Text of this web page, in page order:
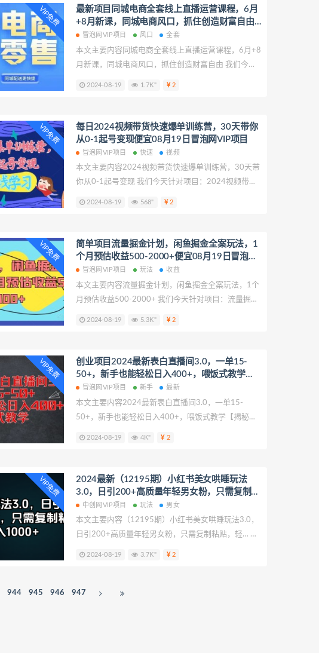
上手自带流量，月入3w【揭秘】
VIP免费
最新项目同城电商全套线上直播运营课程，6月
+8月新课，同城电商风口，抓住创造财富自由
便宜08月19日冒泡网VIP项目
冒泡网VIP项目 风口 全套
本文主要内容同城电商全套线上直播运营课程，6月+8
月新课，同城电商风口，抓住创造财富自由 我们今天
路。 同城电商全套线上直播运营课程，6月+8月新
课，同城电商风口，抓住创造财富自由
2024-08-19 1.7K" 2
VIP免费
每日2024视频带货快速爆单训练营，30天带你
从0-1起号变现便宜08月19日冒泡网VIP项目
冒泡网VIP项目 快速 视频
本文主要内容2024视频带货快速爆单训练营，30天带
你从0-1起号变现 我们今天针对项目：2024视频带货
起号变现
2024-08-19 568" 2
VIP免费
简单项目流量掘金计划，闲鱼掘金全案玩法，1
个月预估收益500-2000+便宜08月19日冒泡网
VIP项目
冒泡网VIP项目 玩法 收益
本文主要内容流量掘金计划，闲鱼掘金全案玩法，1个
月预估收益500-2000+ 我们今天针对项目：流量掘金
玩法，1个月预估收益500-2000+
2024-08-19 5.3K" 2
VIP免费
创业项目2024最新表白直播间3.0，一单15-
50+，新手也能轻松日入400+，喂饭式教学
【揭秘】便宜08月19日冒泡网VIP项目
冒泡网VIP项目 新手 最新
本文主要内容2024最新表白直播间3.0，一单15-
50+，新手也能轻松日入400+，喂饭式教学【揭秘】
课程帮助少走弯路。 2024最新表白直播间3.0，一单
15-50+，新手也能轻松日入400+，喂饭式教学【揭
秘】
2024-08-19 4K" 2
VIP免费
2024最新（12195期）小红书美女哄睡玩法
3.0，日引200+高质量年轻男女粉，只需复制粘
贴，轻…便宜08月19日中创网VIP项目
中创网VIP项目 玩法 男女
本文主要内容（12195期）小红书美女哄睡玩法3.0，
日引200+高质量年轻男女粉，只需复制粘贴，轻… 我
程帮助少走弯路。
2024-08-19 3.7K" 2
944 945 946 947